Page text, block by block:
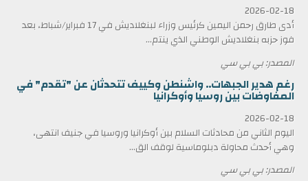
2026-02-18
أدى طارق رحمن اليمين كرئيس وزراء لبنغلاديش في 17 فبراير/شباط، بعد
فوز حزبه بنغلاديش الوطني الذي ينتم...
المصدر: بي بي سي
رغم هدير الجبهات.. واشنطن وكييف تتحدثان عن "تقدم" في
المفاوضات بين روسيا وأوكرانيا
2026-02-18
اليوم الثاني من محادثات السلام بين أوكرانيا وروسيا في جنيف انتهى،
وهي أحدث محاولة دبلوماسية لوقف الق...
المصدر: بي بي سي